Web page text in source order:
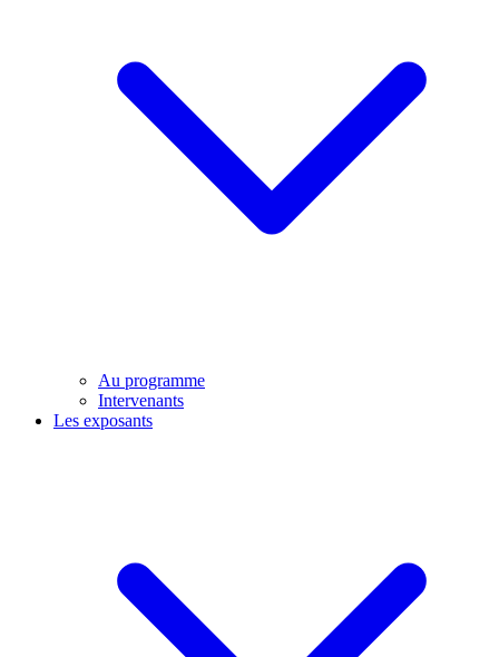
Au programme
Intervenants
Les exposants